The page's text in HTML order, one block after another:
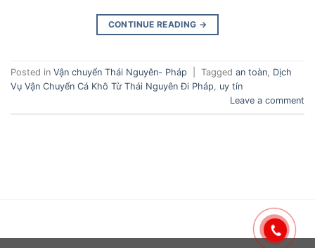
CONTINUE READING →
Posted in Vận chuyển Thái Nguyên- Pháp Tagged an toàn, Dịch
Vụ Vận Chuyển Cá Khô Từ Thái Nguyên Đi Pháp, uy tín
Leave a comment